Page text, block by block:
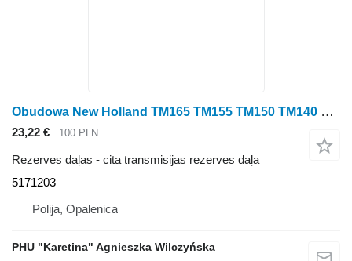
Obudowa New Holland TM165 TM155 TM150 TM140 TM145 Obudowa 5171203 paredzēts New Holland TM165 TM155 TM150 TM140 TM145 riteņtraktora
23,22 € 100 PLN
Rezerves daļas - cita transmisijas rezerves daļa
5171203
Polija, Opalenica
PHU "Karetina" Agnieszka Wilczyńska